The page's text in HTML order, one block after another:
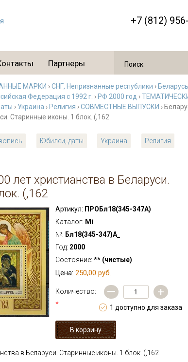
+7 (812)
Партнеры
МАРКИ ›СНГ, Непризнанные республики › Беларусь
Федерация с 1992 г. › РФ 2000 год ›
› Украина › Религия ›СОВМЕСТНЫЕ ВЫПУСКИ ›
Старинные иконы. 1 блок. (,162
Юбилеи, даты Украина
Религия
лет христианства в Беларуси.
(,162
Артикул: ПРОБл18(345-347А)
Каталог: Mi
№: Бл18(345-347)А_
Год: 2000
Состояние: ** (чистые)
Цена: 250,00 руб.
Количество:
*
— +
1 доступно для заказа
в Беларуси. Старинные иконы. 1 блок. (,162